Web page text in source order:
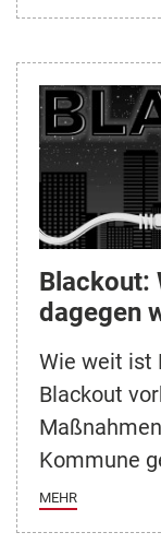
Blackout:
dagegen
Wie weit ist
Blackout
Kommune
MEHR